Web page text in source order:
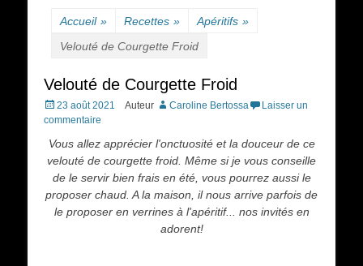
Accueil » Recettes » Apéritifs »
Velouté de Courgette Froid
Velouté de Courgette Froid
Posted
on
23 août 2021 Auteur Caroline Bertossa
Laisser un
commentaire
Vous allez apprécier l'onctuosité et la douceur de ce
velouté de courgette froid. Même si je vous conseille
de le servir bien frais en été, vous pourrez aussi le
proposer chaud. A la maison, il nous arrive parfois de
le proposer en verrines à l'apéritif... nos invités en
adorent!